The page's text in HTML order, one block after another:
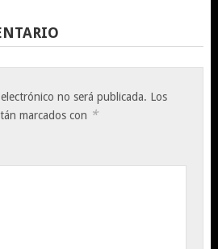
no será publicada. Los
marcados con *